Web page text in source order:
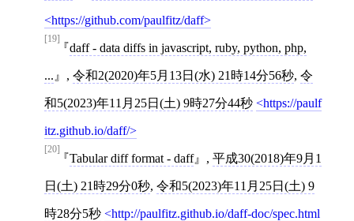
https://github.com/paulfitz/daff
[19]
daff - data diffs in javascript, ruby, python, php,
... , 令和2(2020)年5月13日(水) 21時14分56秒, 令
和5(2023)年11月25日(土) 9時27分44秒 https://paulf
itz.github.io/daff/
[20]
Tabular diff format - daff , 平成30(2018)年9月1
日(土) 21時29分0秒, 令和5(2023)年11月25日(土) 9
時28分5秒 http://paulfitz.github.io/daff-doc/spec.html